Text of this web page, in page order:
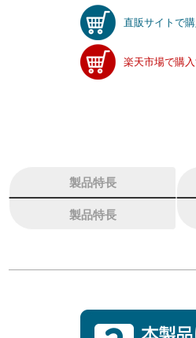
直販サイトで
楽天市場で購
製品特長
製品特長